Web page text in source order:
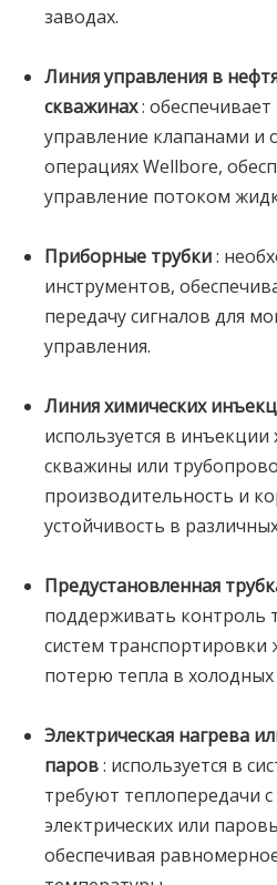
заводах.
Линия управления в
скважинах:
управление клапанами и
операциях Wellbore,
управление потоком
Приборные трубки:
инструментов,
передачу сигналов для
управления.
Линия химических
используется в
скважины или
производительность и
устойчивость в
Предустановленная
поддерживать контроль
систем
потерю тепла в холодных
Электрическая нагрева
паров: используется в
требуют теплопередачи
электрических или
обеспечивая